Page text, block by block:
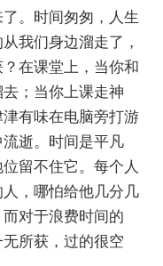
。时间匆匆，人生
我们身边溜走了，
在课堂上，当你和
；当你上课走神
有味在电脑旁打游
逝。时间是平凡
留不住它。每个人
，哪怕给他几分几
对于浪费时间的
所获，过的很空